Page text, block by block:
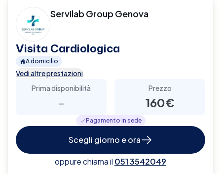
Servilab Group Genova
Visita Cardiologica
A domicilio
Vedi altre prestazioni
Prima disponibilità
-
Prezzo
160€
Pagamento in sede
Scegli giorno e ora
oppure chiama il 051 3542049